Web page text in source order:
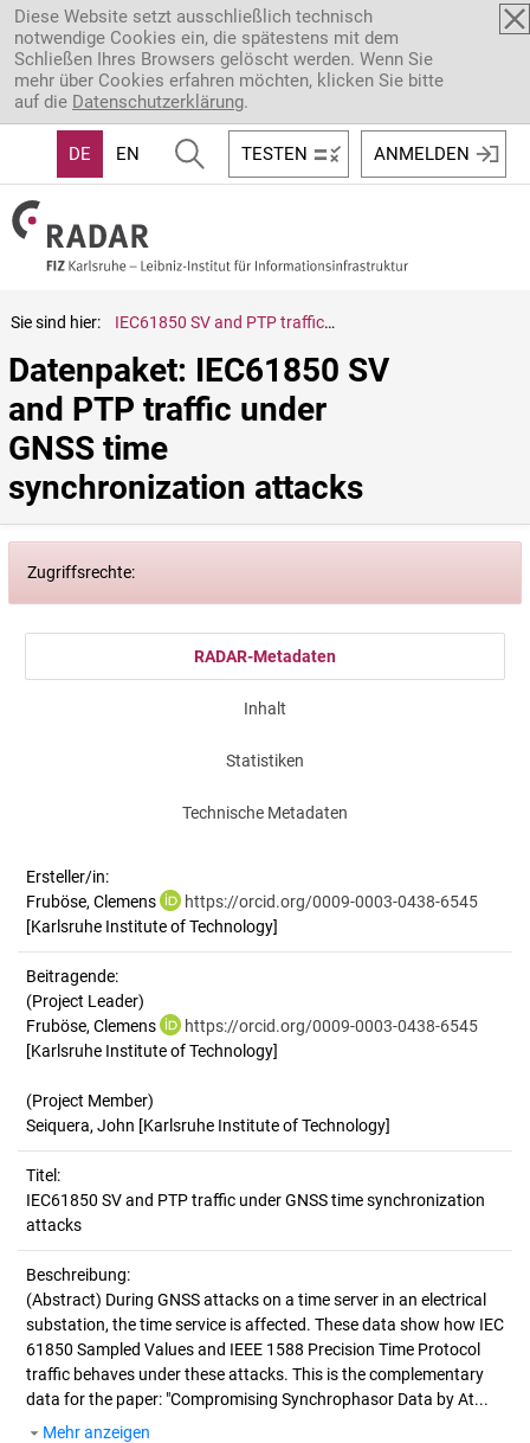
Direkt zum Inhalt
Diese Website setzt ausschließlich technisch
notwendige Cookies ein, die spätestens mit dem
Schließen Ihres Browsers gelöscht werden. Wenn Sie
mehr über Cookies erfahren möchten, klicken Sie bitte
auf die Datenschutzerklärung.
DE EN TESTEN ANMELDEN
Sie sind hier: IEC61850 SV and PTP traffic under GNSS time synchronization attacks
Datenpaket: IEC61850 SV
and PTP traffic under
GNSS time
synchronization attacks
Zugriffsrechte:
RADAR-Metadaten
Inhalt
Statistiken
Technische Metadaten
Ersteller/in:
Fruböse, Clemens
https://orcid.org/0009-0003-0438-6545
[Karlsruhe Institute of Technology]
Beitragende:
(Project Leader)
Fruböse, Clemens
https://orcid.org/0009-0003-0438-6545
[Karlsruhe Institute of Technology]
(Project Member)
Seiquera, John [Karlsruhe Institute of Technology]
Titel:
IEC61850 SV and PTP traffic under GNSS time synchronization
attacks
Beschreibung:
(Abstract) During GNSS attacks on a time server in an electrical
substation, the time service is affected. These data show how IEC
61850 Sampled Values and IEEE 1588 Precision Time Protocol
traffic behaves under these attacks. This is the complementary
data for the paper: "Compromising Synchrophasor Data by At...
Mehr anzeigen